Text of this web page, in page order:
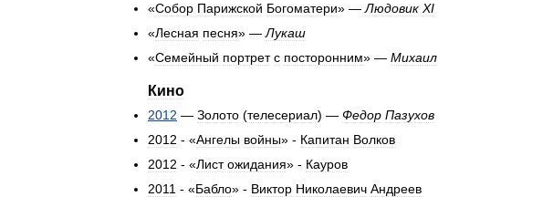
«Собор Парижской Богоматери» — Людовик ХI
«Лесная песня» — Лукаш
«Семейный портрет с посторонним» — Михаил
Кино
2012 — Золото (телесериал) — Федор Пазухов
2012 - «Ангелы войны» - Капитан Волков
2012 - «Лист ожидания» - Кауров
2011 - «Бабло» - Виктор Николаевич Андреев